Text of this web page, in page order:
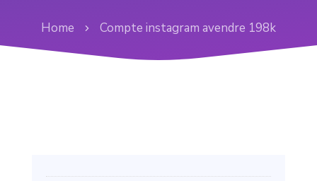
Home Compte instagram avendre 198k